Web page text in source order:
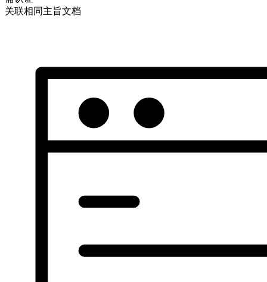
关联相同主旨文档